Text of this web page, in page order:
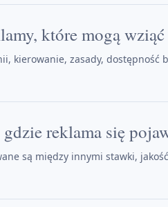
które mogą wziąć
kierowanie, zasady, dostępność
reklama się
są między innymi stawki,